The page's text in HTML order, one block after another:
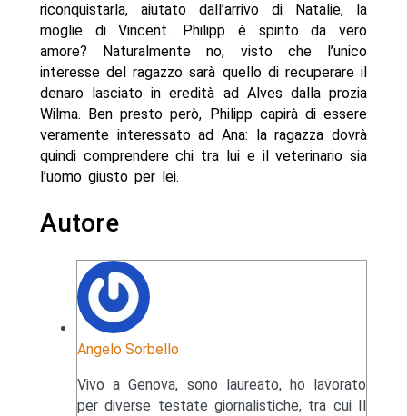
riconquistarla, aiutato dall’arrivo di Natalie, la
moglie di Vincent. Philipp è spinto da vero
amore? Naturalmente no, visto che l’unico
interesse del ragazzo sarà quello di recuperare il
denaro lasciato in eredità ad Alves dalla prozia
Wilma. Ben presto però, Philipp capirà di essere
veramente interessato ad Ana: la ragazza dovrà
quindi comprendere chi tra lui e il veterinario sia
l’uomo giusto per lei.
Autore
Angelo Sorbello
Vivo a Genova, sono laureato, ho lavorato
per diverse testate giornalistiche, tra cui Il